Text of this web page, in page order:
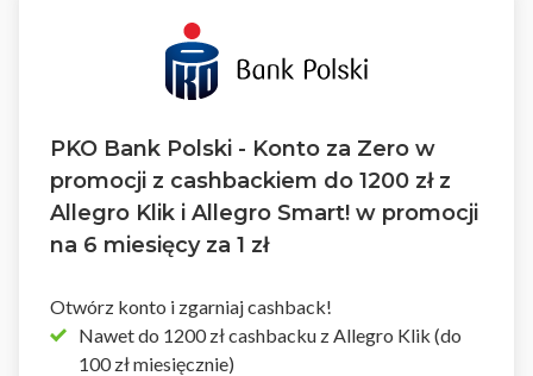
PKO Bank Polski - Konto za Zero w
promocji z cashbackiem do 1200 zł z
Allegro Klik i Allegro Smart! w promocji
na 6 miesięcy za 1 zł
Otwórz konto i zgarniaj cashback!
Nawet do 1200 zł cashbacku z Allegro Klik (do
100 zł miesięcznie)